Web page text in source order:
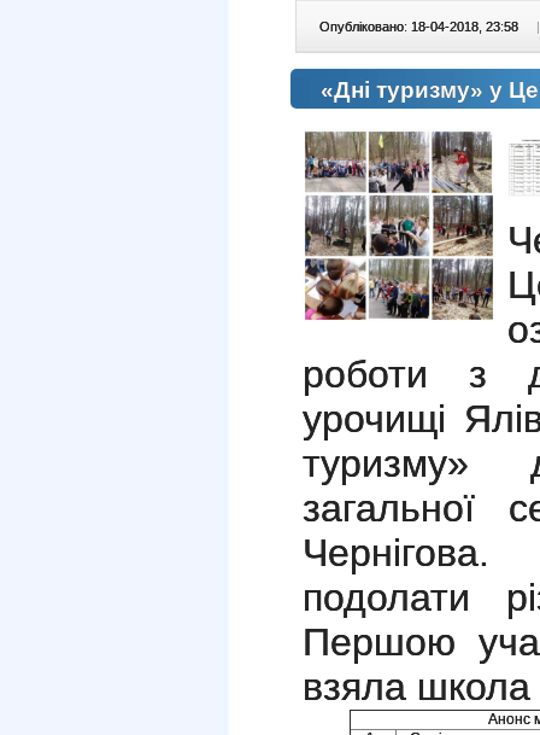
Опубліковано: 18-04-2018, 23:58 |
«Дні туризму» у
роботи з
урочищі
туризму»
загальної
подолати
Першою
взяла
Анонс